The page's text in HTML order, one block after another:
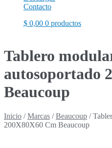
Contacto
$ 0,00 0 productos
Tablero
autosoportado
Beaucoup
Inicio /Marcas /Beaucoup /
200X80X60 Cm Beaucoup